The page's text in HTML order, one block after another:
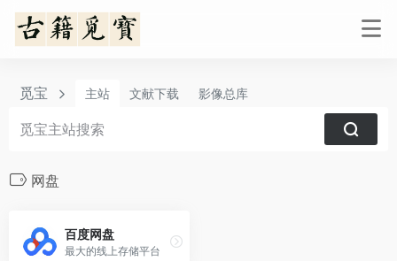
觅宝 主站 文献下载 影像总库
网盘
百度网盘
最大的线上存储平台